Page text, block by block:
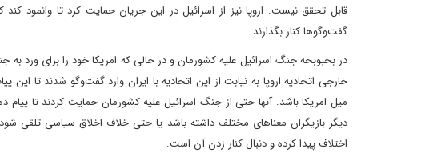
قابل تحقق نیست. اروپا نیز از اسرائیل در این جریان حمایت کرد تا وانمود کند
گفت‌وگوها کنار بگذارند.
در بحبوبحه جنگ اسرائیل علیه کشورمان و در حالی که امریکا خود را برای ورد به
خارجی اتحادیه اروپا به نیابت از این اتحادیه با ایران وارد گفت‌وگو شدند تا
میل امریکا باشد. آنها حتی از جنگ اسرائیل علیه کشورمان حمایت کردند تا
دیگر بازیگران معناهای مختلف داشته باشد یا حتی خلاف اخلاق سیاسی تلقی
اختلاف پیدا کرده و دنبال کنار زدن آن است.